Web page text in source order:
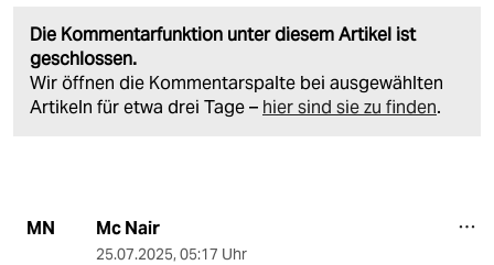
Die Kommentarfunktion unter diesem Artikel ist
geschlossen.
Wir öffnen die Kommentarspalte bei ausgewählten
Artikeln für etwa drei Tage – hier sind sie zu finden.
MN Mc Nair
25.07.2025, 05:17 Uhr